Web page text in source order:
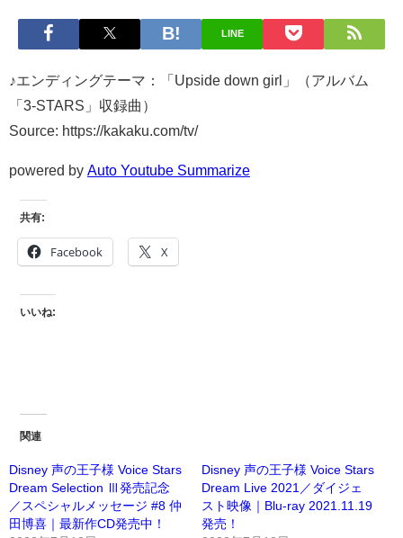
LINE
♪エンディングテーマ：「Upside down girl」（アルバム
「3-STARS」収録曲）
Source: https://kakaku.com/tv/
powered by Auto Youtube Summarize
共有:
Facebook X
いいね:
関連
Disney 声の王子様 Voice Stars
Dream Selection Ⅲ発売記念
／スペシャルメッセージ #8 仲
田博喜｜最新作CD発売中！
Disney 声の王子様 Voice Stars
Dream Live 2021／ダイジェ
スト映像｜Blu-ray 2021.11.19
発売！